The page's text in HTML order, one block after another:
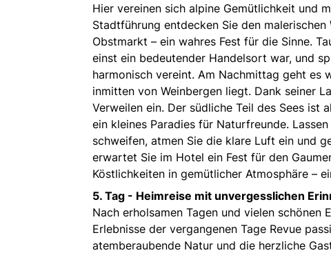
Hier vereinen sich alpine Gemütlichkeit und
Stadtführung entdecken Sie den
Obstmarkt – ein wahres Fest für die Sinne.
einst ein bedeutender Handelsort war, und
harmonisch vereint. Am Nachmittag geht es
inmitten von Weinbergen liegt. Dank seiner
Verweilen ein. Der südliche Teil des Sees
ein kleines Paradies für Naturfreunde.
schweifen, atmen Sie die klare Luft ein und
erwartet Sie im Hotel ein Fest für den
Köstlichkeiten in gemütlicher Atmosphäre –
5. Tag - Heimreise mit unvergesslichen
Nach erholsamen Tagen und vielen schönen
Erlebnisse der vergangenen Tage Revue
atemberaubende Natur und die herzliche